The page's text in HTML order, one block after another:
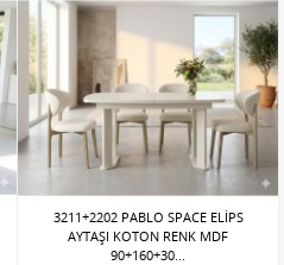
3211+2202 PABLO SPACE ELİPS
AYTAŞI KOTON RENK MDF
90+160+30...